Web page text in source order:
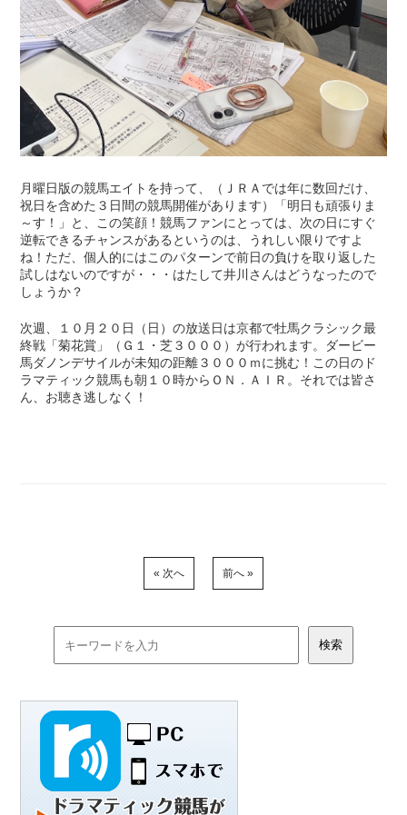
月曜日版の競馬エイトを持って、（ＪＲＡでは年に数回だけ、
祝日を含めた３日間の競馬開催があります）「明日も頑張りま
～す！」と、この笑顔！競馬ファンにとっては、次の日にすぐ
逆転できるチャンスがあるというのは、うれしい限りですよ
ね！ただ、個人的にはこのパターンで前日の負けを取り返した
試しはないのですが・・・はたして井川さんはどうなったので
しょうか？
次週、１０月２０日（日）の放送日は京都で牡馬クラシック最
終戦「菊花賞」（Ｇ１・芝３０００）が行われます。ダービー
馬ダノンデサイルが未知の距離３０００ｍに挑む！この日のド
ラマティック競馬も朝１０時からＯＮ．ＡＩＲ。それでは皆さ
ん、お聴き逃しなく！
« 次へ 前へ »